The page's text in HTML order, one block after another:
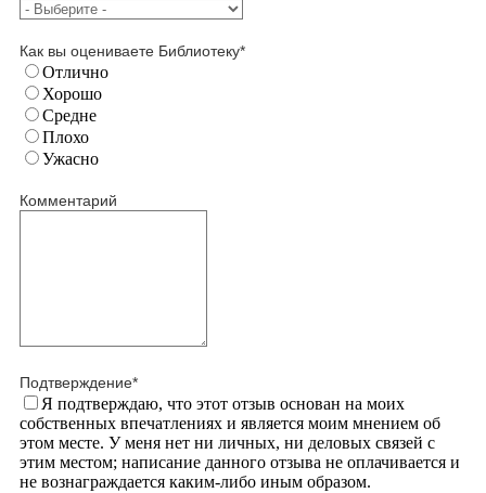
Как вы оцениваете Библиотеку*
Отлично
Хорошо
Средне
Плохо
Ужасно
Комментарий
Подтверждение*
Я подтверждаю, что этот отзыв основан на моих
собственных впечатлениях и является моим мнением об
этом месте. У меня нет ни личных, ни деловых связей с
этим местом; написание данного отзыва не оплачивается и
не вознаграждается каким-либо иным образом.